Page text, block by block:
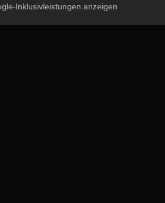
Inklusivleistungen anzeigen